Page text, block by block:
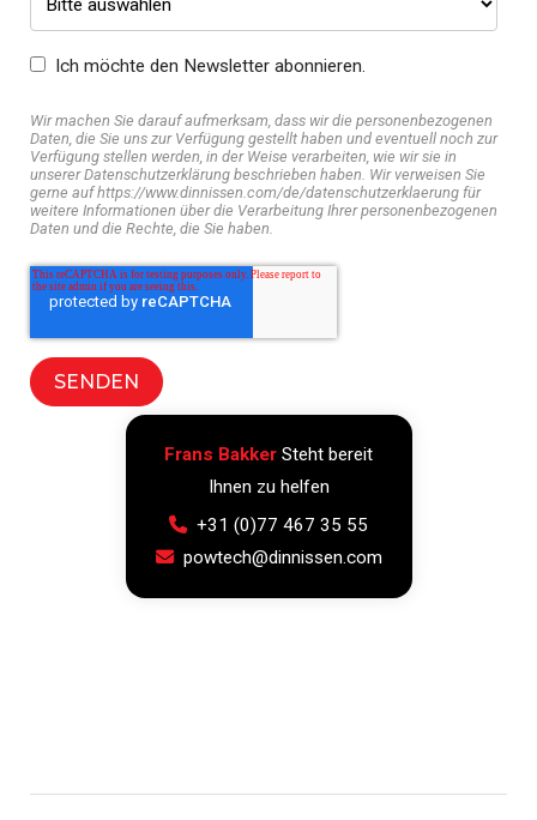
Ich möchte den Newsletter abonnieren.
Wir machen Sie darauf aufmerksam, dass wir die personenbezogenen
Daten, die Sie uns zur Verfügung gestellt haben und eventuell noch zur
Verfügung stellen werden, in der Weise verarbeiten, wie wir sie in
unserer Datenschutzerklärung beschrieben haben. Wir verweisen Sie
gerne auf https://www.dinnissen.com/de/datenschutzerklaerung für
weitere Informationen über die Verarbeitung Ihrer personenbezogenen
Daten und die Rechte, die Sie haben.
Frans Bakker Steht bereit
Ihnen zu helfen
+31 (0)77 467 35 55
powtech@dinnissen.com